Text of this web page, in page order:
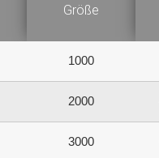
Größe
1000
2000
3000